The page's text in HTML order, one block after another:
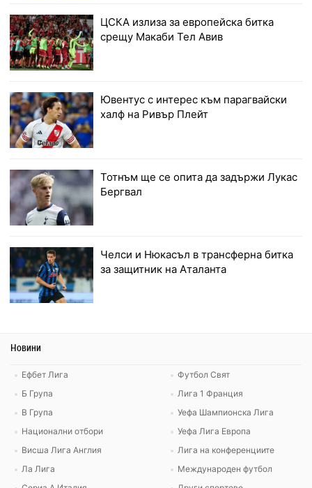
ЦСКА излиза за европейска битка
срещу Макаби Тел Авив
Ювентус с интерес към парагвайски
халф на Ривър Плейт
Тотнъм ще се опита да задържи Лукас
Бергвал
Челси и Нюкасъл в трансферна битка
за защитник на Аталанта
Новини
Ефбет Лига
Б Група
В Група
Национални отбори
Висша Лига Англия
Ла Лига
Футбол Свят
Лига 1 Франция
Уефа Шампионска Лига
Уефа Лига Европа
Лига на конференциите
Международен футбол